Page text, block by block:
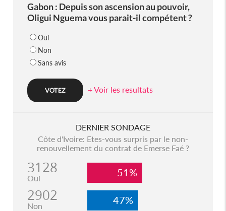
Gabon : Depuis son ascension au pouvoir,
Oligui Nguema vous parait-il compétent ?
Oui
Non
Sans avis
+ Voir les resultats
DERNIER SONDAGE
Côte d'Ivoire: Etes-vous surpris par le non-
renouvellement du contrat de Emerse Faé ?
3128
Oui 51%
2902
Non 47%